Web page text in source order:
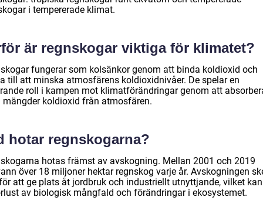
i tempererade klimat.
är regnskogar viktiga för klimatet?
fungerar som kolsänkor genom att binda koldioxid och
till att minska atmosfärens koldioxidnivåer. De spelar en
roll i kampen mot klimatförändringar genom att
mängder koldioxid från atmosfären.
hotar regnskogarna?
hotas främst av avskogning. Mellan 2001 och 2019
över 18 miljoner hektar regnskog varje år. Avskogningen
att ge plats åt jordbruk och industriellt utnyttjande, vilket
av biologisk mångfald och förändringar i ekosystemet.